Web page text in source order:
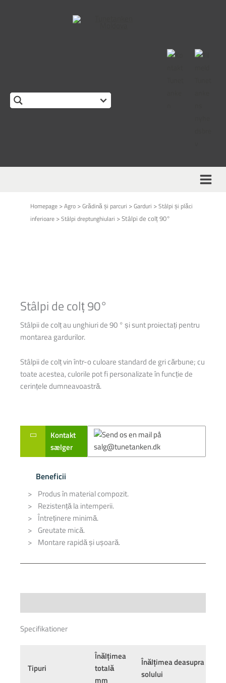
Homepage >Agro >Grădină și parcuri >Garduri >Stâlpi și plăci
inferioare >Stâlpi dreptunghiulari >Stâlpi de colț 90°
Stâlpi de colț 90°
Stâlpii de colț au unghiuri de 90 ° și sunt proiectați pentru
montarea gardurilor.
Stâlpii de colț vin într-o culoare standard de gri cărbune; cu
toate acestea, culorile pot fi personalizate în funcție de
cerințele dumneavoastră.
Kontakt
sælger
Beneficii
Produs în material compozit.
Rezistență la intemperii.
Întreținere minimă.
Greutate mică.
Montare rapidă și ușoară.
Specifikationer
Tipuri
Înălțimea
totală
mm
Înălțimea deasupra
solului
This form is temporarily unavailable.